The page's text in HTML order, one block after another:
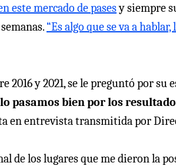
este mercado de pasesy siempre
“Es algo que se va a
2016 y 2021, se le preguntó por su
pasamos bien por los
en entrevista transmitida por
de los lugares que me dieron la